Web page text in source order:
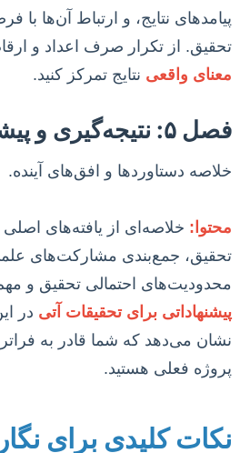
پیامدهای نتایج، و ارتباط آن‌ها با
تحقیق. از تکرار صرف اعداد و
معنای واقعی نتایج تمرکز کنید.
فصل ۵: نتیجه‌گیری و پیشنهادات
خلاصه دستاوردها و افق‌های آینده.
محتوا: خلاصه‌ای از یافته‌های
تحقیق، جمع‌بندی مشارکت‌های
محدودیت‌های احتمالی تحقیق و
پیشنهاداتی برای تحقیقات آتی در
نشان می‌دهد که شما قادر به
پروژه فعلی هستید.
نکات کلیدی برای